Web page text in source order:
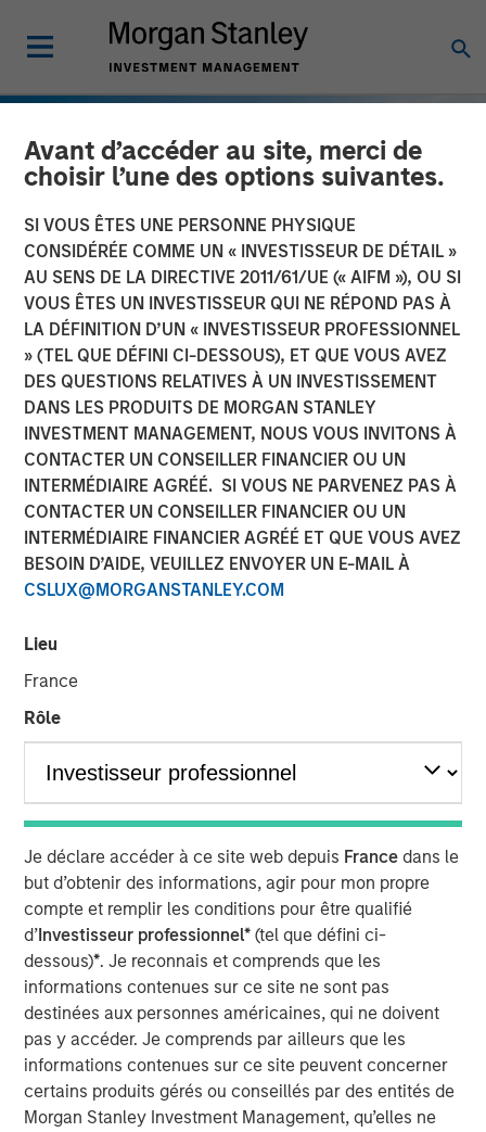
Avant d’accéder au site, merci de
choisir l’une des options suivantes.
SI VOUS ÊTES UNE PERSONNE PHYSIQUE
CONSIDÉRÉE COMME UN « INVESTISSEUR DE DÉTAIL »
AU SENS DE LA DIRECTIVE 2011/61/UE (« AIFM »), OU SI
VOUS ÊTES UN INVESTISSEUR QUI NE RÉPOND PAS À
LA DÉFINITION D’UN « INVESTISSEUR PROFESSIONNEL
» (TEL QUE DÉFINI CI-DESSOUS), ET QUE VOUS AVEZ
DES QUESTIONS RELATIVES À UN INVESTISSEMENT
DANS LES PRODUITS DE MORGAN STANLEY
INVESTMENT MANAGEMENT, NOUS VOUS INVITONS À
CONTACTER UN CONSEILLER FINANCIER OU UN
INTERMÉDIAIRE AGRÉÉ. SI VOUS NE PARVENEZ PAS À
CONTACTER UN CONSEILLER FINANCIER OU UN
INTERMÉDIAIRE FINANCIER AGRÉÉ ET QUE VOUS AVEZ
BESOIN D’AIDE, VEUILLEZ ENVOYER UN E-MAIL À
CSLUX@MORGANSTANLEY.COM
Lieu
France
Rôle
Je déclare accéder à ce site web depuis France dans le
but d’obtenir des informations, agir pour mon propre
compte et remplir les conditions pour être qualifié
d’Investisseur professionnel*(tel que défini ci-
dessous)*. Je reconnais et comprends que les
informations contenues sur ce site ne sont pas
destinées aux personnes américaines, qui ne doivent
pas y accéder. Je comprends par ailleurs que les
informations contenues sur ce site peuvent concerner
certains produits gérés ou conseillés par des entités de
Morgan Stanley Investment Management, qu’elles ne
INSIGHTS
European Private Credit:
Still an All-Weather Asset
Class?
04 JUIN 2026
The Author
Mark Jochims
Managing Director
The "all-weather" thesis for European private credit still
stands. Demand continues to outstrip supply, banks
remain constrained, and a substantial illiquidity premium
persists. This paper addresses the concerns currently
shaping market sentiment: high-profile non-private credit
defaults such as First Brands, AI disruption, and BDCs. It
also examines comparisons to the 2008 financial crisis
and explains why none of these concerns fundamentally
alter the investment case.